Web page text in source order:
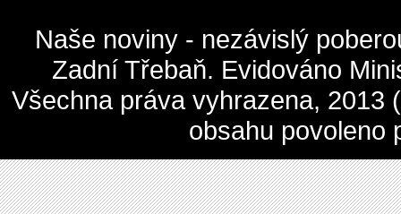
Naše noviny - nezávislý
Zadní Třebaň. Evidováno
Všechna práva vyhrazena,
obsahu povoleno